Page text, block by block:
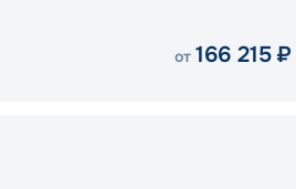
от 166 215 ₽